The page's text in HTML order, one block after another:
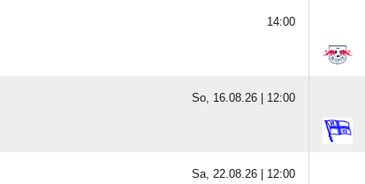
14:00
So, 16.08.26 | 12:00
Sa, 22.08.26 | 12:00